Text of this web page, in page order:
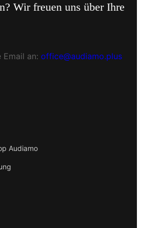
Wir freuen uns über Ihre
Email an: office@audiamo.plus
Audiamo